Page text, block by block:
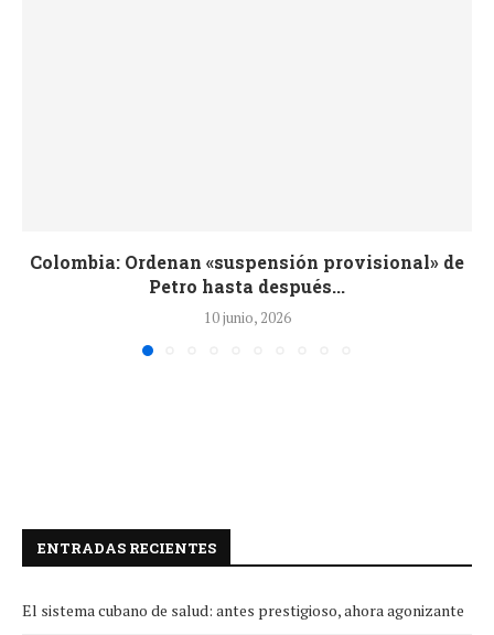
Colombia: Ordenan «suspensión provisional» de
Petro hasta después...
10 junio, 2026
ENTRADAS RECIENTES
El sistema cubano de salud: antes prestigioso, ahora agonizante